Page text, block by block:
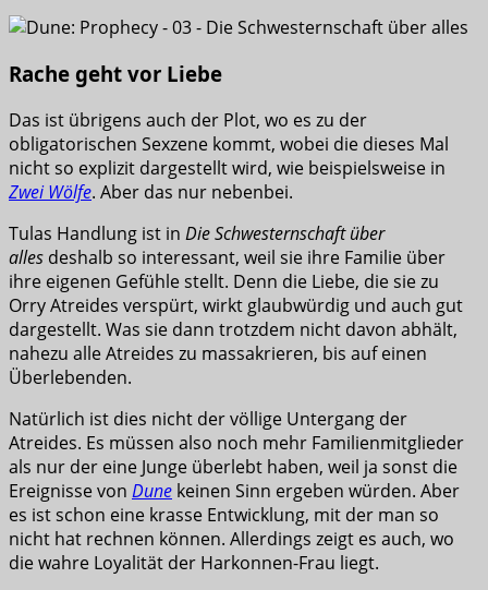
Rache geht vor Liebe
Das ist übrigens auch der Plot, wo es zu der
obligatorischen Sexzene kommt, wobei die dieses Mal
nicht so explizit dargestellt wird, wie beispielsweise in
Zwei Wölfe. Aber das nur nebenbei.
Tulas Handlung ist in Die Schwesternschaft über
alles deshalb so interessant, weil sie ihre Familie über
ihre eigenen Gefühle stellt. Denn die Liebe, die sie zu
Orry Atreides verspürt, wirkt glaubwürdig und auch gut
dargestellt. Was sie dann trotzdem nicht davon abhält,
nahezu alle Atreides zu massakrieren, bis auf einen
Überlebenden.
Natürlich ist dies nicht der völlige Untergang der
Atreides. Es müssen also noch mehr Familienmitglieder
als nur der eine Junge überlebt haben, weil ja sonst die
Ereignisse von Dune keinen Sinn ergeben würden. Aber
es ist schon eine krasse Entwicklung, mit der man so
nicht hat rechnen können. Allerdings zeigt es auch, wo
die wahre Loyalität der Harkonnen-Frau liegt.